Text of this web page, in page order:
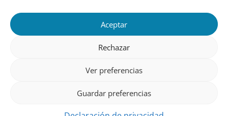
Aceptar
Rechazar
Ver preferencias
Guardar preferencias
Nuestra historia
Conozca a nuestro equipo
Contacto